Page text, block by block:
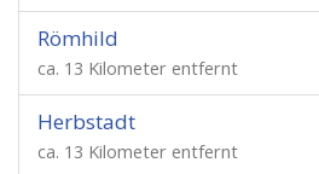
Römhild
ca. 13 Kilometer entfernt
Herbstadt
ca. 13 Kilometer entfernt